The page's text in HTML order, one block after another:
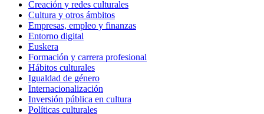
Creación y redes culturales
Cultura y otros ámbitos
Empresas, empleo y finanzas
Entorno digital
Euskera
Formación y carrera profesional
Hábitos culturales
Igualdad de género
Internacionalización
Inversión pública en cultura
Políticas culturales